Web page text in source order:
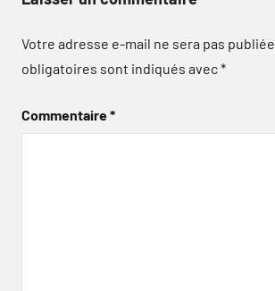
Votre adresse e-mail ne sera pas publiée.
obligatoires sont indiqués avec*
Commentaire*